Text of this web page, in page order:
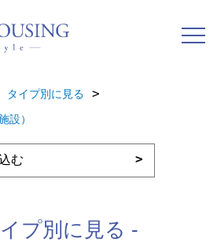
タイプ別に見る
設）
プ別に見る -